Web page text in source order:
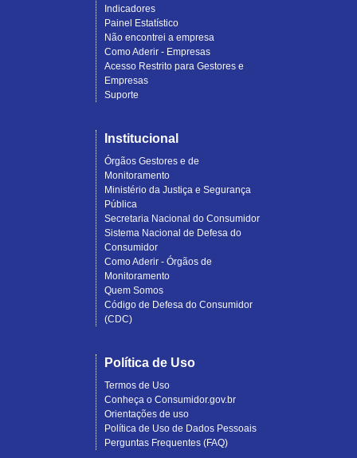
Indicadores
Painel Estatístico
Não encontrei a empresa
Como Aderir - Empresas
Acesso Restrito para Gestores e
Empresas
Suporte
Institucional
Órgãos Gestores e de
Monitoramento
Ministério da Justiça e Segurança
Pública
Secretaria Nacional do Consumidor
Sistema Nacional de Defesa do
Consumidor
Como Aderir - Órgãos de
Monitoramento
Quem Somos
Código de Defesa do Consumidor
(CDC)
Política de Uso
Termos de Uso
Conheça o Consumidor.gov.br
Orientações de uso
Política de Uso de Dados Pessoais
Perguntas Frequentes (FAQ)